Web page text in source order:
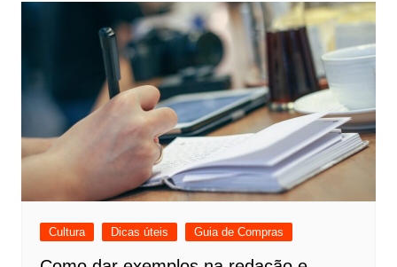
Cultura Dicas úteis Guia de Compras